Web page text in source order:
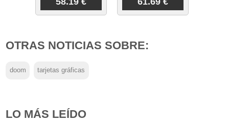
OTRAS NOTICIAS SOBRE:
doom tarjetas gráficas
LO MÁS LEÍDO